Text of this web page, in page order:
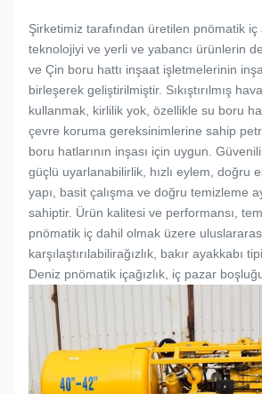
Şirketimiz tarafından üretilen pnömatik iç
teknolojiyi ve yerli ve yabancı ürünlerin
ve Çin boru hattı inşaat işletmelerinin
birleşerek geliştirilmiştir. Sıkıştırılmış
kullanmak, kirlilik yok, özellikle su boru
çevre koruma gereksinimlerine sahip
boru hatlarının inşası için uygun.
güçlü uyarlanabilirlik, hızlı eylem, doğru
yapı, basit çalışma ve doğru temizleme
sahiptir. Ürün kalitesi ve performansı,
pnömatik iç dahil olmak üzere
karşılaştırılabilirağızlık, bakır ayakkabı
Deniz pnömatik içağızlık, iç pazar